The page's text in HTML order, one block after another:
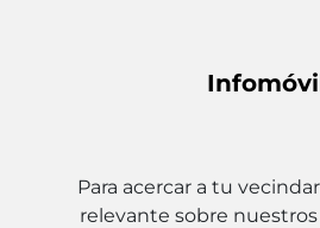
Para acercar a tu
relevante sobre